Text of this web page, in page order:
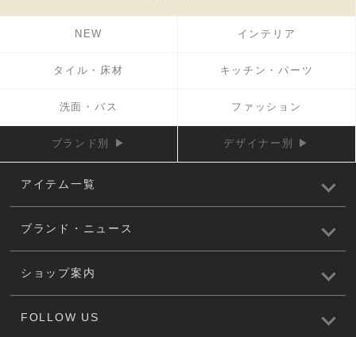
NEW インテリア
タイル・床材 キッチン・パーツ
洗面・バス ファッション
ブランド別 ▶ デザイナー別 ▶
アイテム一覧
ブランド・ニュース
ショップ案内
FOLLOW US